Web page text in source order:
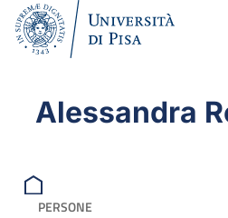
Alessandra
PERSONE